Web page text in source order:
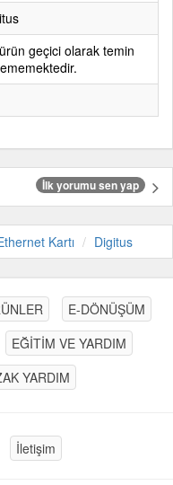
geçici olarak temin
İlk yorumu sen yap
Kartı Digitus
E-DÖNÜŞÜM
EĞİTİM VE YARDIM
YARDIM
İletişim